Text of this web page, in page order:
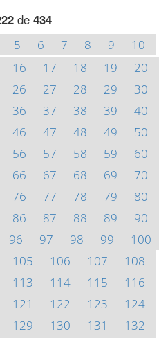
de 434
5 6 7 8 9
10
16 17 18 19
20
26 27 28 29
30
36 37 38 39
40
46 47 48 49
50
56 57 58 59
60
66 67 68 69
70
76 77 78 79
80
86 87 88 89
90
96 97 98 99
100
105 106 107
108
113 114 115
116
121 122 123
124
129 130 131
132